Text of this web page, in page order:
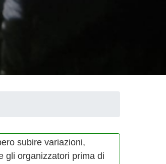
subire variazioni,
gli organizzatori prima di